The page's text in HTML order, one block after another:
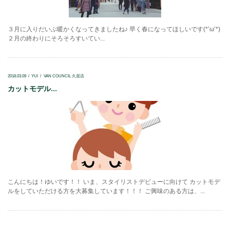
３月に入りだいぶ暖かくなってきましたね♪ 早く春になってほしいです(*’ω’*)
２月の終わりにそろそろすいてい...
2018.03.09 YUI VAN COUNCIL 久居店
カットモデル...
こんにちは！ゆいです！！ いま、スタイリストデビューに向けて カットモデ
ルをしていただける方を大募集しています！！！ ご興味のある方は、...